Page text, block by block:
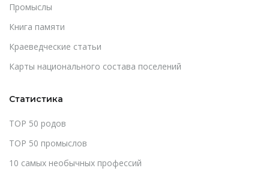
Промыслы
Книга памяти
Краеведческие статьи
Карты национального состава поселений
Статистика
TOP 50 родов
TOP 50 промыслов
10 самых необычных профессий